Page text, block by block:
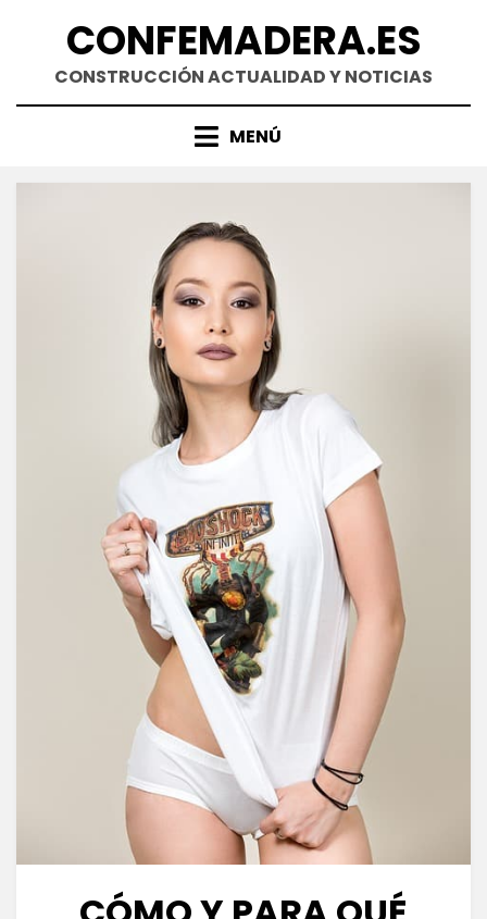
contenidoCONFEMADERA.ES
CONSTRUCCIÓN ACTUALIDAD Y NOTICIAS
MENÚ